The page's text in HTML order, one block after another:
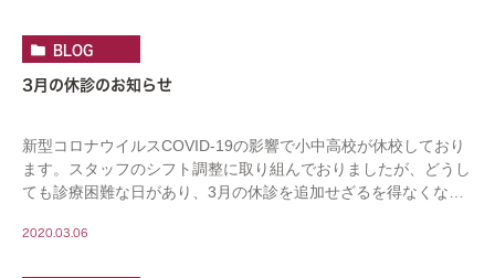
BLOG
3月の休診のお知らせ
新型コロナウイルスCOVID-19の影響で小中高校が休校しており
ます。スタッフのシフト調整に取り組んでおりましたが、どうし
ても診療困難な日があり、3月の休診を追加せざるを得なくなり
2020.03.06